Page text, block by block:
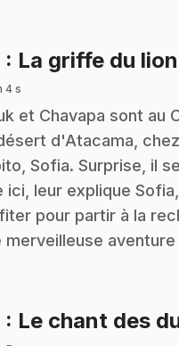
: La griffe du lion
4 s
et Chavapa sont au
d'Atacama,
Sofia. Surprise, il
ici, leur explique
pour partir à la
merveilleuse
: Le chant des